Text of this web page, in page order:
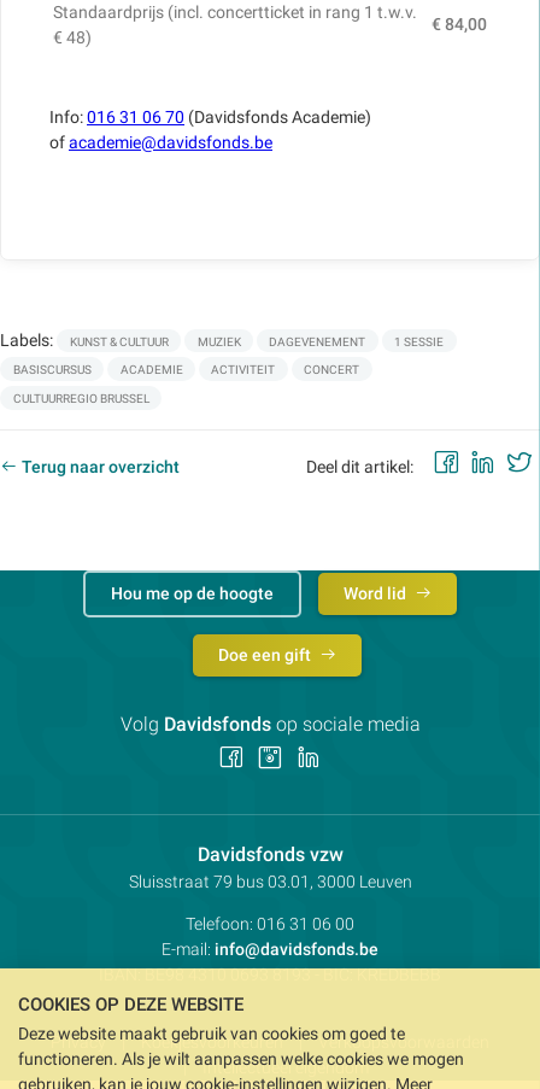
Standaardprijs (incl. concertticket in rang 1 t.w.v.
€ 48)
€ 84,00
Info:016 31 06 70 (Davidsfonds Academie)
ofacademie@davidsfonds.be
Labels: KUNST & CULTUUR MUZIEK DAGEVENEMENT 1 SESSIE
BASISCURSUS ACADEMIE ACTIVITEIT CONCERT
CULTUURREGIO BRUSSEL
Terug naar overzicht Deel dit artikel:
Davidsfonds vzwContactpersoon:
Adres:
Sluisstraat 79 bus 03.01, 3000 Leuven
Telefoon: 016 31 06 00
E-mail: info@davidsfonds.be
IBAN:BE98 4310 0693 8193- BIC:KREDBEBB
Privacy Koekjesvoorkeuren
Verkoopsvoorwaarden
Intellectueel eigendom
Hou me op de hoogte Word lid
Doe een gift
Volg Davidsfondsop sociale media
Volg Volg
COOKIES OP DEZE WEBSITE
Deze website maakt gebruik van cookies om goed te
functioneren. Als je wilt aanpassen welke cookies we mogen
gebruiken, kan je jouw cookie-instellingen wijzigen. Meer